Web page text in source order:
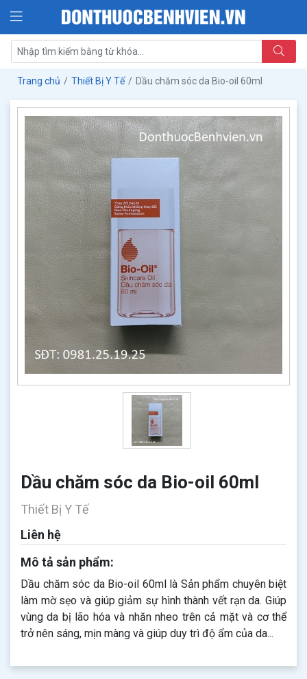
Trang chủ Thiết Bị Y Tế Dầu chăm sóc da Bio-oil 60ml
Dầu chăm sóc da Bio-oil 60ml
Thiết Bị Y Tế
Liên hệ
Mô tả sản phẩm:
Dầu chăm sóc da Bio-oil 60ml là Sản phẩm chuyên biệt
làm mờ sẹo và giúp giảm sự hình thành vết rạn da. Giúp
vùng da bị lão hóa và nhăn nheo trên cả mặt và cơ thể
trở nên sáng, mịn màng và giúp duy trì độ ẩm của da...